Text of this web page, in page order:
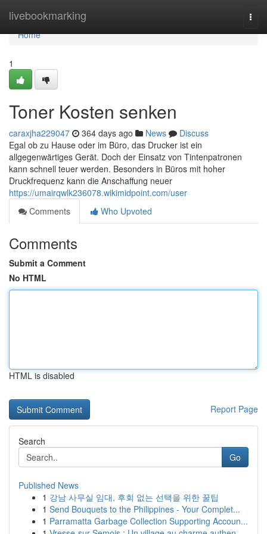
livebookmarking
Home
Home
1
Toner Kosten senken
caraxjha229047 364 days ago News
Discuss
Egal ob zu Hause oder im Büro, das Drucker ist ein
allgegenwärtiges Gerät. Doch der Einsatz von Tintenpatronen
kann schnell teuer werden. Besonders in Büros mit hoher
Druckfrequenz kann die Anschaffung neuer
https://umairqwlk236078.wikimidpoint.com/user
Comments
Who Upvoted
Comments
Submit a Comment
No HTML
HTML is disabled
Report Page
Search
Go
Published News
1 강남 사무실 임대, 후회 없는 선택을 위한 꿀팁
1 Send Bouquets to the Philippines - Your Complet...
1 Parramatta Garbage Collection Supporting Accoun...